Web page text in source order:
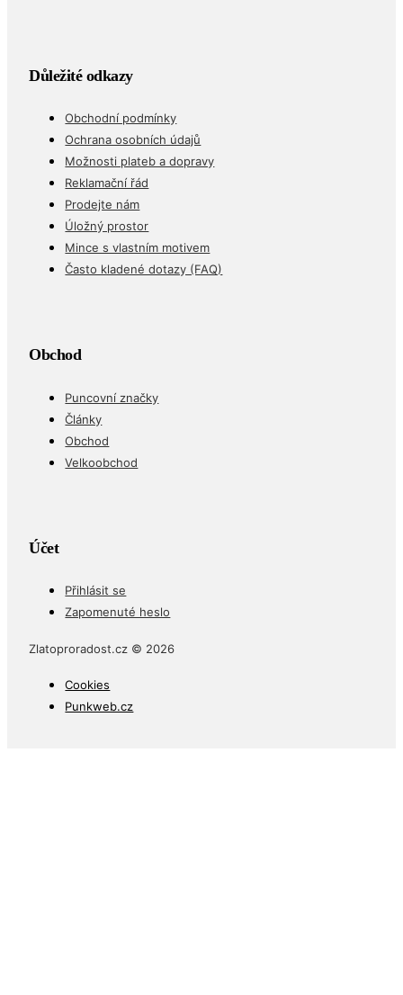
Důležité odkazy
Obchodní podmínky
Ochrana osobních údajů
Možnosti plateb a dopravy
Reklamační řád
Prodejte nám
Úložný prostor
Mince s vlastním motivem
Často kladené dotazy (FAQ)
Obchod
Puncovní značky
Články
Obchod
Velkoobchod
Účet
Přihlásit se
Zapomenuté heslo
Zlatoproradost.cz © 2026
Cookies
Punkweb.cz